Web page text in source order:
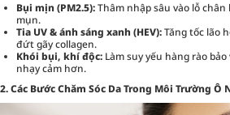
Bụi mịn (PM2.5):Thâm nhập sâu vào lỗ
mụn.
Tia UV & ánh sáng xanh (HEV):Tăng tốc lão
đứt gãy collagen.
Khói bụi, khí độc: Làm suy yếu hàng rào
nhạy cảm hơn.
2. Các Bước Chăm Sóc Da Trong Môi Trường Ô